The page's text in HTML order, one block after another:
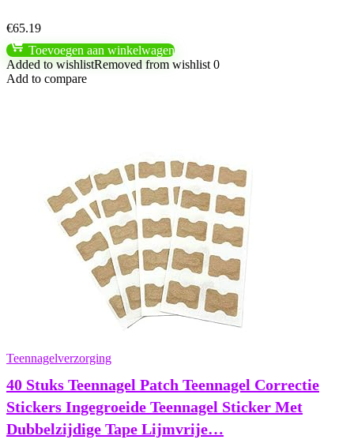
€65.19
Toevoegen aan winkelwagen
Added to wishlistRemoved from wishlist 0
Add to compare
Teennagelverzorging
40 Stuks Teennagel Patch Teennagel Correctie
Stickers Ingegroeide Teennagel Sticker Met
Dubbelzijdige Tape Lijmvrije…